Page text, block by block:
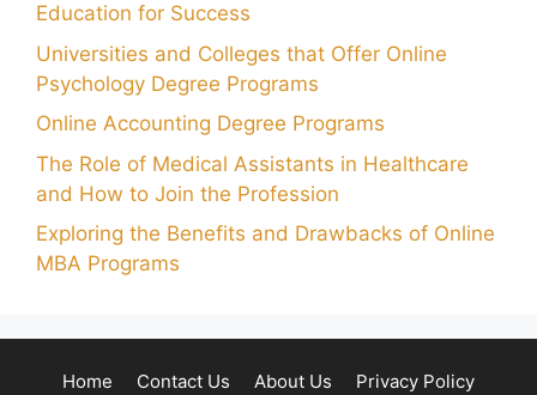
Education for Success
Universities and Colleges that Offer Online
Psychology Degree Programs
Online Accounting Degree Programs
The Role of Medical Assistants in Healthcare
and How to Join the Profession
Exploring the Benefits and Drawbacks of Online
MBA Programs
Home Contact Us About Us Privacy Policy